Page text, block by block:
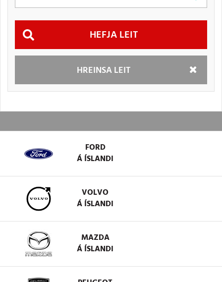
HREINSA LEIT
Hefja
FORD
Á ÍSLANDI
VOLVO
Á ÍSLANDI
MAZDA
Á ÍSLANDI